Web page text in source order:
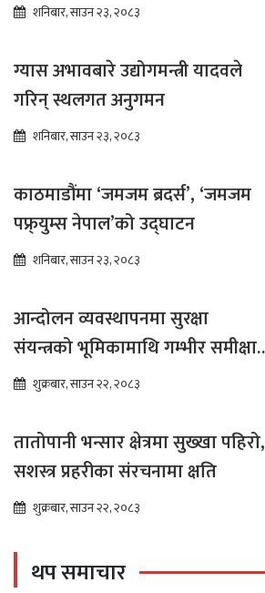
शनिबार, साउन २३, २०८३
ग्यास अभावबारे उद्योगमन्त्री यादवले
गरिन् स्थलगत अनुगमन
शनिबार, साउन २३, २०८३
काठमाडौंमा ‘जमजम ब्रदर्स’, ‘जमजम
पफ्र्युम्स नेपाल’को उद्घाटन
शनिबार, साउन २३, २०८३
आन्दोलन व्यवस्थापनमा सुरक्षा
संयन्त्रको भूमिकामाथि गम्भीर समीक्षा
आवश्यक : गगन थापा
शुक्रबार, साउन २२, २०८३
तातोपानी भन्सार क्षेत्रमा सुख्खा पहिरो,
सशस्त्र प्रहरीका संरचनामा क्षति
शुक्रबार, साउन २२, २०८३
थप समाचार